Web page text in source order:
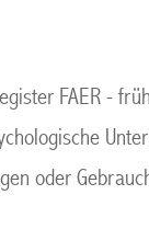
FAER -
oder